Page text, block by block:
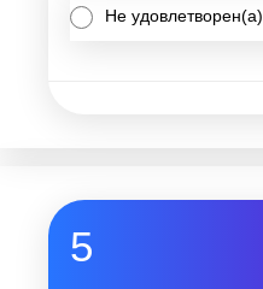
Не удовлетворен(а)
5